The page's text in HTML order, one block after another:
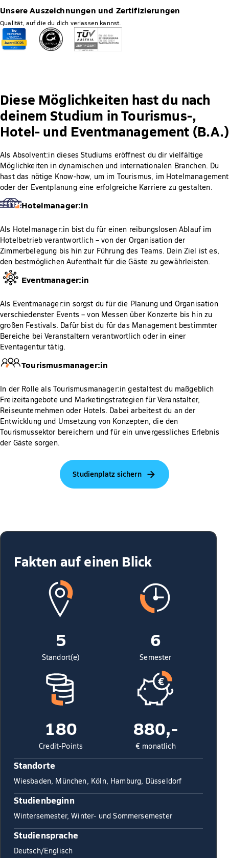
Unsere Auszeichnungen und Zertifizierungen
Qualität, auf die du dich verlassen kannst.
Diese Möglichkeiten hast du nach
deinem Studium in Tourismus-,
Hotel- und Eventmanagement (B.A.)
Als Absolvent:in dieses Studiums eröffnest du dir vielfältige
Möglichkeiten in dynamischen und internationalen Branchen. Du
hast das nötige Know-how, um im Tourismus, im Hotelmanagement
oder der Eventplanung eine erfolgreiche Karriere zu gestalten.
Hotelmanager:in
Als Hotelmanager:in bist du für einen reibungslosen Ablauf im
Hotelbetrieb verantwortlich – von der Organisation der
Zimmerbelegung bis hin zur Führung des Teams. Dein Ziel ist es,
den bestmöglichen Aufenthalt für die Gäste zu gewährleisten.
Eventmanager:in
Als Eventmanager:in sorgst du für die Planung und Organisation
verschiedenster Events – von Messen über Konzerte bis hin zu
großen Festivals. Dafür bist du für das Management bestimmter
Bereiche bei Veranstaltern verantwortlich oder in einer
Eventagentur tätig.
Tourismusmanager:in
In der Rolle als Tourismusmanager:in gestaltest du maßgeblich
Freizeitangebote und Marketingstrategien für Veranstalter,
Reiseunternehmen oder Hotels. Dabei arbeitest du an der
Entwicklung und Umsetzung von Konzepten, die den
Tourismussektor bereichern und für ein unvergessliches Erlebnis
der Gäste sorgen.
Studienplatz sichern
Fakten auf einen Blick
5
Standort(e)
6
Semester
180
Credit-Points
880,-
€ monatlich
Standorte
Wiesbaden, München, Köln, Hamburg, Düsseldorf
Studienbeginn
Wintersemester, Winter- und Sommersemester
Studiensprache
Deutsch/Englisch